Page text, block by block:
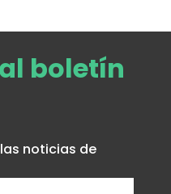
boletín
noticias de